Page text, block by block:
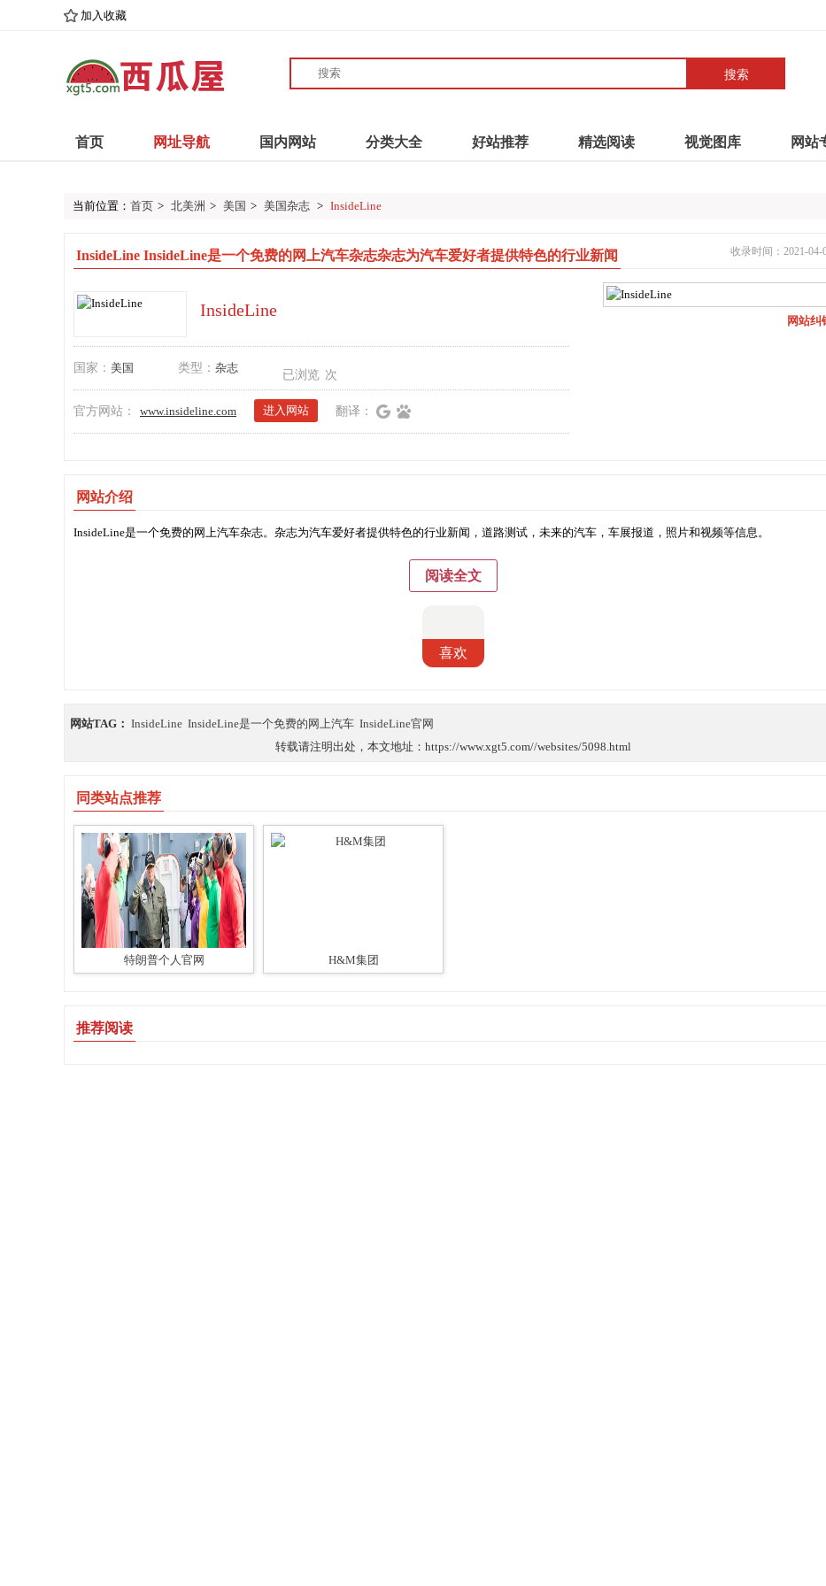
加入收藏
搜索
首页 网址导航 国内网站 分类大全 好站推荐 精选阅读 视觉图库 网站
当前位置： 首页 > 北美洲 > 美国 > 美国杂志 > InsideLine
InsideLine InsideLine是一个免费的网上汽车杂志杂志为汽车爱好者提供特色的行业新闻 收录时间：2021-04-
InsideLine
国家： 美国 类型： 杂志
已浏览 次
官方网站： www.insideline.com 进入网站 翻译：
网站纠
网站介绍
InsideLine是一个免费的网上汽车杂志。杂志为汽车爱好者提供特色的行业新闻，道路测试，未来的汽车，车展报道，照片和视频等信息。
阅读全文
喜欢
网站TAG： InsideLine InsideLine是一个免费的网上汽车 InsideLine官网
转载请注明出处，本文地址：https://www.xgt5.com//websites/5098.html
同类站点推荐
特朗普个人官网 H&M集团
推荐阅读